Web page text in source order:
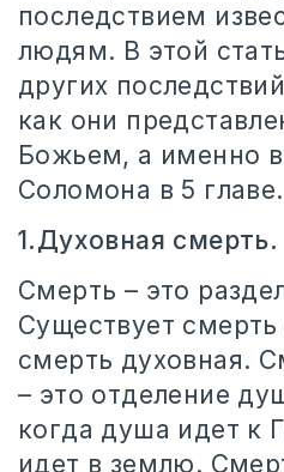
последствием
людям. В этой
других
как они
Божьем, а именно
Соломона в 5 главе.
1.Духовная смерть.
Смерть – это
Существует смерть
смерть духовная.
– это отделение
когда душа идет к
идет в землю.